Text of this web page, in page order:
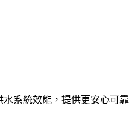
系統效能，提供更安心可